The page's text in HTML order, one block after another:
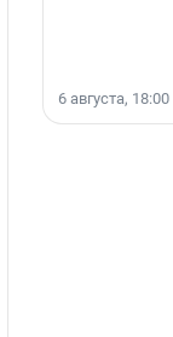
6 августа, 18:00